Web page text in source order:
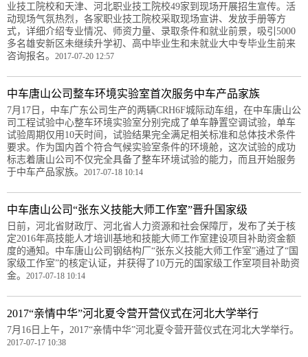
业技工院校和天津、河北职业技工院校49家到现场开展招生宣传。活
动现场气氛热烈，各家职业技工院校采取现场宣讲、发放手册等方
式，详细介绍专业情况、师资力量、录取条件和就业前景，吸引5000
多名雄安新区未继续升学初、高中毕业生和未就业大中专毕业生前来
咨询报名。 2017-07-20 12:57
中车唐山公司整车环境实验室首次服务中车产品家族
7月17日，中车广东公司生产的两辆CRH6F城际动车组，在中车唐山公
司工程试验中心整车环境实验室分别完成了单车静置空调试验，单车
试验周期仅用10天时间，试验结果完全满足相关标准和总体技术条件
要求。作为国内首个符合气候实验室条件的环境舱，这次试验的成功
标志着唐山公司不仅完全具备了整车环境试验的能力，而且开始服务
于中车产品家族。 2017-07-18 10:14
中车唐山公司“张东义技能大师工作室”晋升国家级
日前，河北省财政厅、河北省人力资源和社会保障厅，发布了关于核
定2016年高技能人才培训基地和技能大师工作室建设项目补助资金额
度的通知。中车唐山公司钢结构厂“张东义技能大师工作室”通过了“国
家级工作室”的核定认证，并获得了10万元的国家级工作室项目补助资
金。 2017-07-18 10:14
2017“亲情中华”河北夏令营开营仪式在河北大学举行
7月16日上午，2017“亲情中华”河北夏令营开营仪式在河北大学举行。
2017-07-17 10:38